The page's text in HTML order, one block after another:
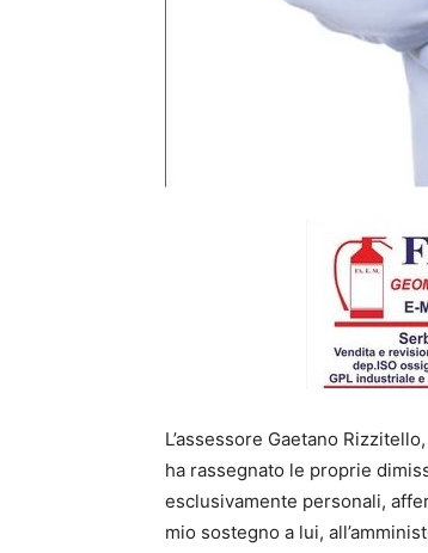
L’assessore Gaetano
ha rassegnato le proprie
esclusivamente personali,
mio sostegno a lui,